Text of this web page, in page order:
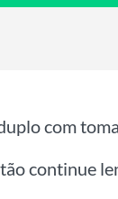
com
continue